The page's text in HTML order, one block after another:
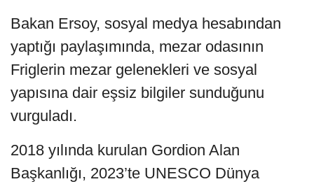
Bakan Ersoy, sosyal medya hesabından
yaptığı paylaşımında, mezar odasının
Friglerin mezar gelenekleri ve sosyal
yapısına dair eşsiz bilgiler sunduğunu
vurguladı.
2018 yılında kurulan Gordion Alan
Başkanlığı, 2023’te UNESCO Dünya